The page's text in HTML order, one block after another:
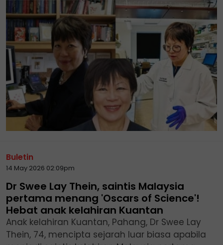
Buletin
14 May 2026 02:09pm
Dr Swee Lay Thein, saintis Malaysia
pertama menang 'Oscars of Science'!
Hebat anak kelahiran Kuantan
Anak kelahiran Kuantan, Pahang, Dr Swee Lay
Thein, 74, mencipta sejarah luar biasa apabila